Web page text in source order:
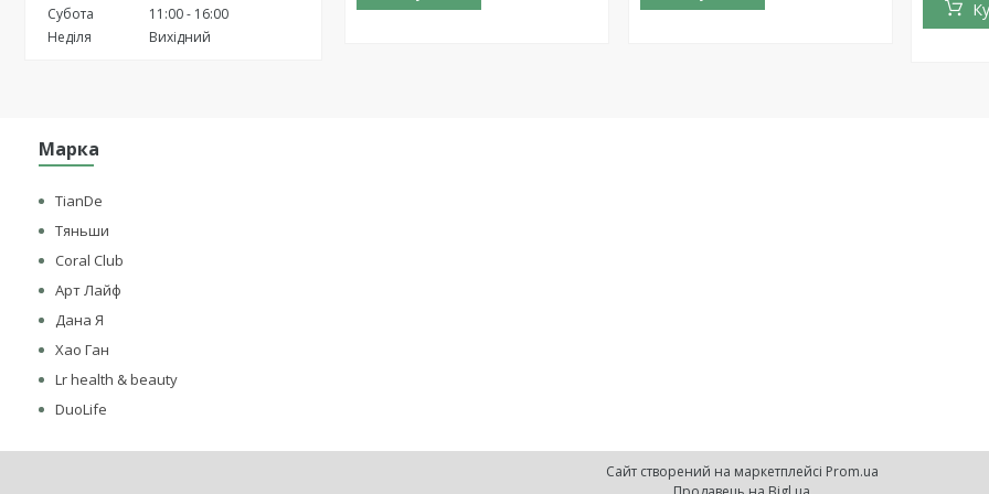
Субота
11:00
16:00
Неділя
Вихідний
Марка
TianDe
Тяньши
Coral Club
Арт Лайф
Дана Я
Хао Ган
Lr health & beauty
DuoLife
Сайт створений на маркетплейсі Prom.ua